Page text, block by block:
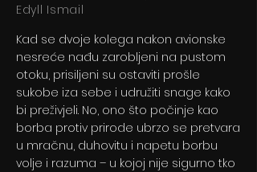
Edyll Ismail
Kad se dvoje kolega nakon avionske
nesreće nađu zarobljeni na pustom
otoku, prisiljeni su ostaviti prošle
sukobe iza sebe i udružiti snage kako
bi preživjeli. No, ono što počinje kao
borba protiv prirode ubrzo se pretvara
u mračnu, duhovitu i napetu borbu
volje i razuma – u kojoj nije sigurno tko